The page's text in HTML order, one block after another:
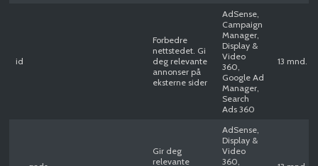
id
Forbedre
nettstedet. Gi
deg relevante
annonser på
eksterne sider
AdSense,
Campaign
Manager,
Display &
Video
360,
Google Ad
Manager,
Search
Ads 360
13 mnd.
Gir deg
relevante
AdSense,
Display &
Video
360,